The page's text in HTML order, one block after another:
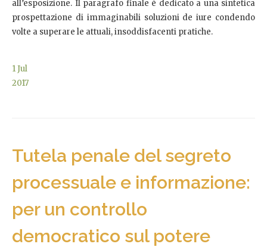
all’esposizione. Il paragrafo finale è dedicato a una sintetica
prospettazione di immaginabili soluzioni de iure condendo
volte a superare le attuali, insoddisfacenti pratiche.
1Jul
2017
Tutela penale del segreto
processuale e informazione:
per un controllo
democratico sul potere